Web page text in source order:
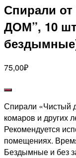
Спирали
ДОМ”, 10 шт
75,00₽
Спирали «Чистый
комаров и других
Рекомендуется
помещениях.
Бездымные и без